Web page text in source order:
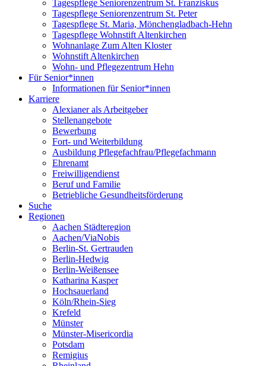
Tagespflege Seniorenzentrum St. Franziskus
Tagespflege Seniorenzentrum St. Peter
Tagespflege St. Maria, Mönchengladbach-Hehn
Tagespflege Wohnstift Altenkirchen
Wohnanlage Zum Alten Kloster
Wohnstift Altenkirchen
Wohn- und Pflegezentrum Hehn
Für Senior*innen
Informationen für Senior*innen
Karriere
Alexianer als Arbeitgeber
Stellenangebote
Bewerbung
Fort- und Weiterbildung
Ausbildung Pflegefachfrau/Pflegefachmann
Ehrenamt
Freiwilligendienst
Beruf und Familie
Betriebliche Gesundheitsförderung
Suche
Regionen
Aachen Städteregion
Aachen/ViaNobis
Berlin-St. Gertrauden
Berlin-Hedwig
Berlin-Weißensee
Katharina Kasper
Hochsauerland
Köln/Rhein-Sieg
Krefeld
Münster
Münster-Misericordia
Potsdam
Remigius